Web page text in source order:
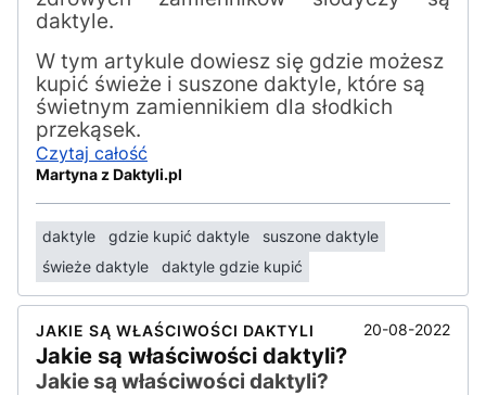
daktyle.
W tym artykule dowiesz się gdzie możesz
kupić świeże i suszone daktyle, które są
świetnym zamiennikiem dla słodkich
przekąsek.
Czytaj całość
Martyna z Daktyli.pl
daktyle gdzie kupić daktyle
suszone daktyle
świeże daktyle
daktyle gdzie kupić
JAKIE SĄ WŁAŚCIWOŚCI DAKTYLI 20-08-2022
Jakie są właściwości daktyli?
Jakie są właściwości daktyli?